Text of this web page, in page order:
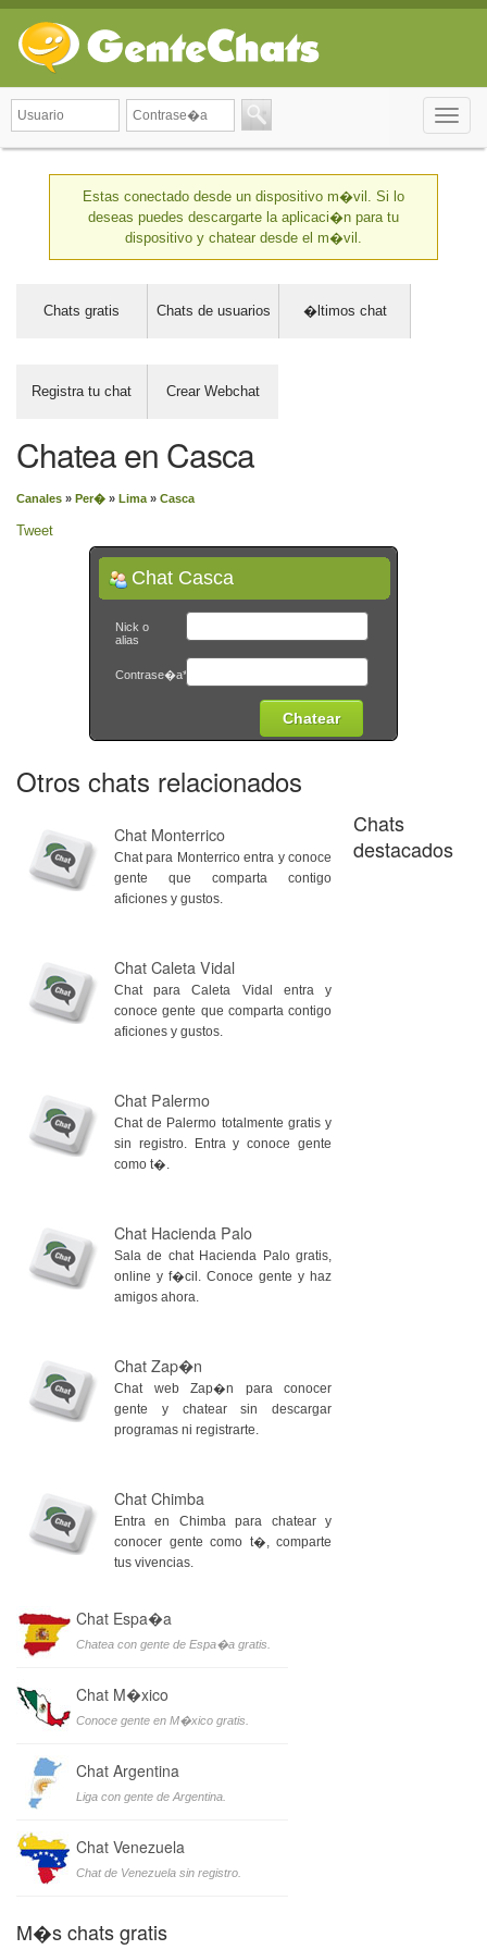
Toggle
Estas conectado desde un dispositivo m�vil. Si lo
deseas puedes descargarte la aplicaci�n para tu
dispositivo y chatear desde el m�vil.
Chats gratis Chats de usuarios �ltimos chat
Registra tu chat Crear Webchat
Chatea en Casca
Canales » Per� » Lima » Casca
Tweet
Chat Casca
Nick o
alias
Contrase�a*
Otros chats relacionados
Chat Monterrico
Chat para Monterrico entra y conoce
gente que comparta contigo
aficiones y gustos.
Chat Caleta Vidal
Chat para Caleta Vidal entra y
conoce gente que comparta contigo
aficiones y gustos.
Chat Palermo
Chat de Palermo totalmente gratis y
sin registro. Entra y conoce gente
como t�.
Chat Hacienda Palo
Sala de chat Hacienda Palo gratis,
online y f�cil. Conoce gente y haz
amigos ahora.
Chat Zap�n
Chat web Zap�n para conocer
gente y chatear sin descargar
programas ni registrarte.
Chat Chimba
Entra en Chimba para chatear y
conocer gente como t�, comparte
tus vivencias.
Chats
destacados
Chat Espa�a
Chatea con gente de Espa�a gratis.
Chat M�xico
Conoce gente en M�xico gratis.
Chat Argentina
Liga con gente de Argentina.
Chat Venezuela
Chat de Venezuela sin registro.
M�s chats gratis